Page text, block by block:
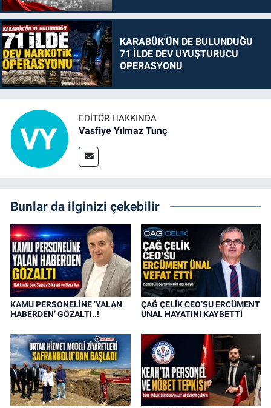
KARABÜK'ÜN DE BULUNDUĞU
71 İLDE DEV UYUŞTURUCU
OPERASYONU
EDITÖR HAKKINDA
Vasfiye Yılmaz Tunç
Bunlar da ilginizi çekebilir
KAMU PERSONELİNE ‘YALAN
HABERDEN’ GÖZALTI..!
ÇAĞ ÇELİK CEO’SU ERCÜMENT
ÜNAL HAYATINI KAYBETTİ